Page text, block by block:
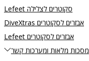
סקוטרים לצלילה Lefeet
אבזרים לסקוטרים DiveXtras
אבזרים לסקוטרים Lefeet
מסכות מלאות ומערכות קשר